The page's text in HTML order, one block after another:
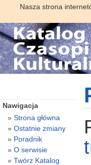
Nasza strona
Nawigacja
Strona główna
Ostatnie zmiany
Poradnik
O serwisie
Twórz Katalog